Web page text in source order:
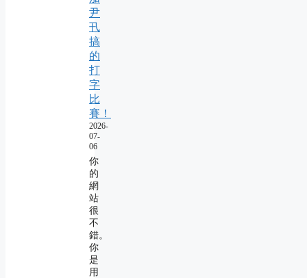
尹
卂
搞
的
打
字
比
賽！
2026-
07-
06
你
的
網
站
很
不
錯。
你
是
用